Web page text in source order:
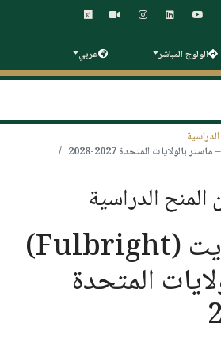
الولوج المباشر عربي
الدراسية
منحة فولبرايت (Fulbright)
المتحدة